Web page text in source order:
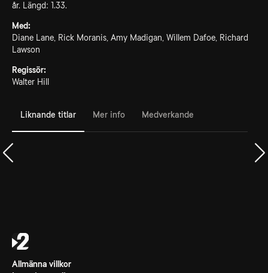
år. Längd: 1.33.
Med:
Diane Lane, Rick Moranis, Amy Madigan, Willem Dafoe, Richard
Lawson
Regissör:
Walter Hill
Liknande titlar Mer info Medverkande
Allmänna villkor